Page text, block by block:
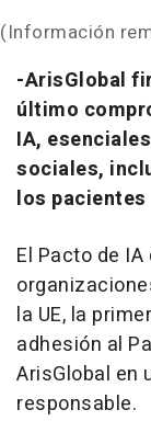
(Información
-ArisGlobal
último
IA,
sociales,
los pacientes
El Pacto de IA
la UE, la
adhesión al
ArisGlobal en
responsable.